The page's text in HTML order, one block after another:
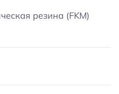
резина (FKM)